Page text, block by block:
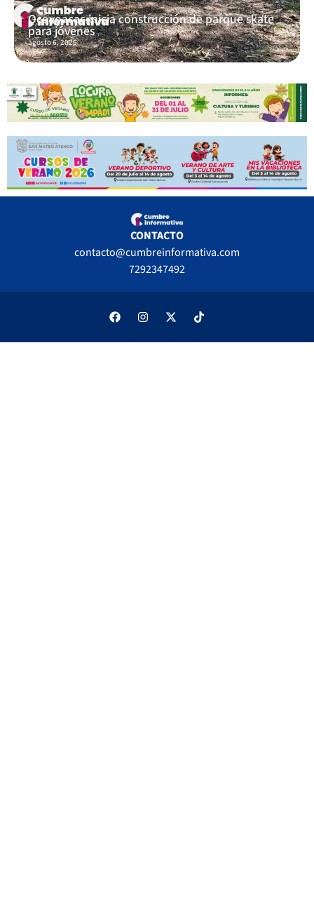
Ocoyoacac inicia construcción de parque skate
para jóvenes
agosto 6, 2026
CONTACTO
contacto@cumbreinformativa.com
7292347492